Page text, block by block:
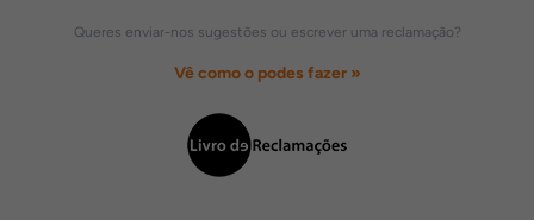
Queres enviar-nos sugestões ou escrever uma reclamação?
Vê como o podes fazer »